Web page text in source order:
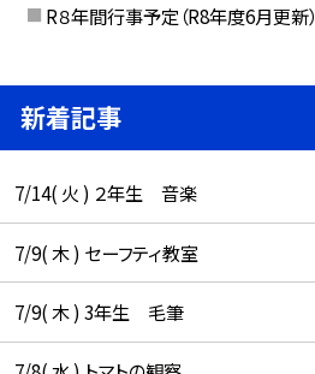
R８年間行事予定（R8年度6月更新）
新着記事
7/14( 火 ) ２年生 音楽
7/9( 木 ) セーフティ教室
7/9( 木 ) 3年生 毛筆